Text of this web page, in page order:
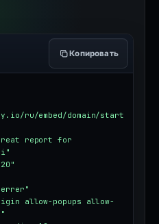
Копировать
ru/embed/domain/start
report for
allow-popups allow-